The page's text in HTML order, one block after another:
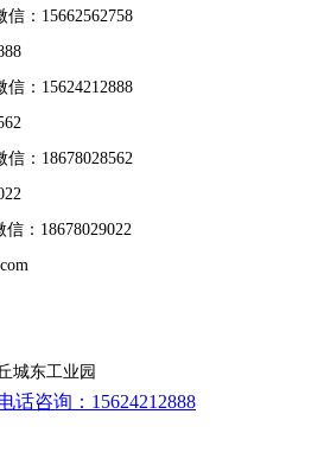
15662562758
15624212888
18678028562
18678029022
城东工业园
话咨询：15624212888